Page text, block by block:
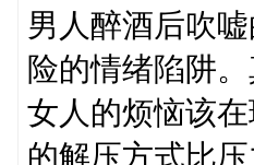
男人醉酒后吹
险的情绪陷阱
女人的烦恼该
的解压方式比压